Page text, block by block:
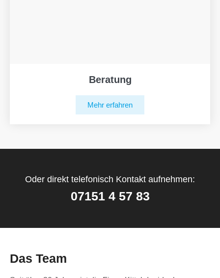
Beratung
Mehr erfahren
Oder direkt telefonisch Kontakt aufnehmen:
07151 4 57 83
Das Team